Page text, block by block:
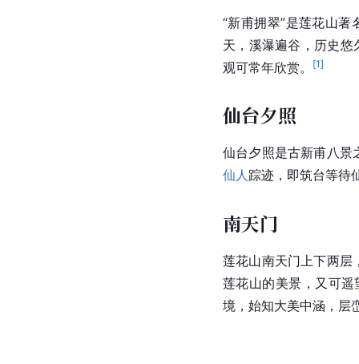
“新甫拥翠”是莲花山
天，溪瀑遍谷，历史
观可常年欣赏。
[1]
仙台夕照
仙台夕照是古新甫八景
仙人踪迹，即筑台等待
南天门
莲花山南天门上下两层
莲花山的美景，又可遥
境，始知大美中涵，层